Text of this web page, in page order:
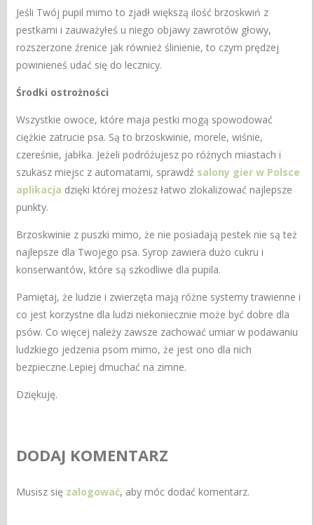
Jeśli Twój pupil mimo to zjadł większą ilość brzoskwiń z
pestkami i zauważyłeś u niego objawy zawrotów głowy,
rozszerzone źrenice jak również ślinienie, to czym prędzej
powinieneś udać się do lecznicy.
Środki ostrożności
Wszystkie owoce, które maja pestki mogą spowodować
ciężkie zatrucie psa. Są to brzoskwinie, morele, wiśnie,
czereśnie, jabłka. Jeżeli podróżujesz po różnych miastach i
szukasz miejsc z automatami, sprawdź salony gier w Polsce
aplikacja dzięki której możesz łatwo zlokalizować najlepsze
punkty.
Brzoskwinie z puszki mimo, że nie posiadają pestek nie są też
najlepsze dla Twojego psa. Syrop zawiera dużo cukru i
konserwantów, które są szkodliwe dla pupila.
Pamiętaj, że ludzie i zwierzęta mają różne systemy trawienne i
co jest korzystne dla ludzi niekoniecznie może być dobre dla
psów. Co więcej należy zawsze zachować umiar w podawaniu
ludzkiego jedzenia psom mimo, że jest ono dla nich
bezpieczne.Lepiej dmuchać na zimne.
Dziękuję.
DODAJ KOMENTARZ
Musisz się zalogować, aby móc dodać komentarz.